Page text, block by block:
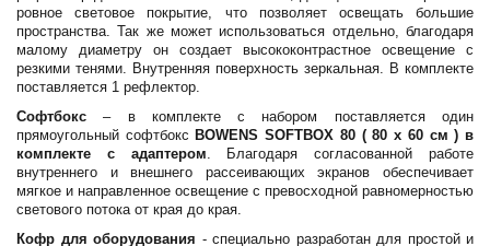
ровное световое покрытие, что позволяет освещать большие
пространства. Так же может использоваться отдельно, благодаря
малому диаметру он создает высококонтрастное освещение с
резкими тенями. Внутренняя поверхность зеркальная. В комплекте
поставляется 1 рефлектор.
Софтбокс – в комплекте с набором поставляется один
прямоугольный софтбокс BOWENS SOFTBOX 80 ( 80 x 60 см ) в
комплекте с адаптером. Благодаря согласованной работе
внутреннего и внешнего рассеивающих экранов обеспечивает
мягкое и направленное освещение с превосходной равномерностью
светового потока от края до края.
Кофр для оборудования - специально разработан для простой и